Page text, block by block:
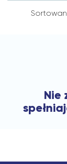
Nie